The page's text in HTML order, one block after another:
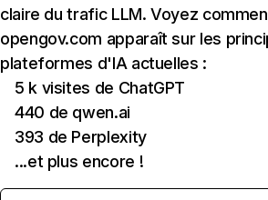
claire du trafic LLM. Voyez
opengov.com apparaît sur les
plateformes d'IA actuelles :
5 k visites de ChatGPT
440 de qwen.ai
393 de Perplexity
...et plus encore !